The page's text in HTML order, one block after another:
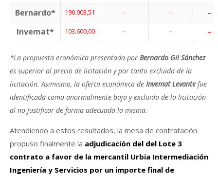
Bernardo*
190.003,51 – –
–
Invemat*
103.600,00 – – –
*La propuesta económica presentada por Bernardo Gil Sánchez
es superior al precio de licitación y por tanto excluida de la
licitación. Asimismo, la oferta económica de Invemat Levante fue
identificada como anormalmente baja y excluida de la licitación
al no justificar de forma adecuada la misma.
Atendiendo a estos resultados, la mesa de contratación
propuso finalmente la adjudicación del del Lote 3
contrato a favor de la mercantil Urbia Intermediación
Ingeniería y Servicios por un importe final de